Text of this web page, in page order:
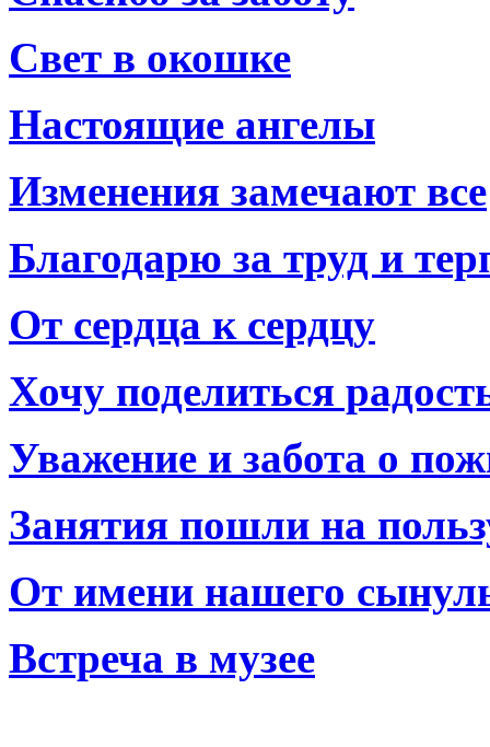
Свет в окошке
Настоящие ангелы
Изменения замечают все
Благодарю за труд и
От сердца к сердцу
Хочу поделиться
Уважение и забота о
Занятия пошли на
От имени нашего
Встреча в музее